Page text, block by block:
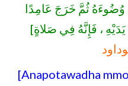
ثُمَّ خَرَجَ عَامِدًا
، فَإِنَّهُ فِي صَلاةٍ]
[Anapotawadha